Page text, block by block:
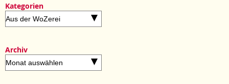
Kategorien
Kategorien
Archiv
Archiv